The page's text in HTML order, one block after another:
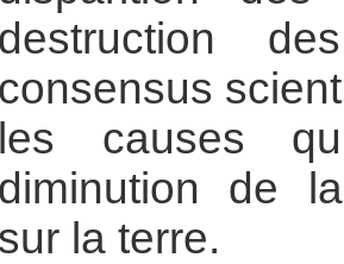
destruction
consensus
les causes
diminution de
sur la terre.